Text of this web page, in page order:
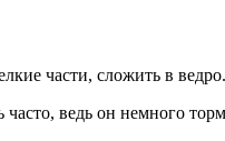
части, сложить в
ведь он немного